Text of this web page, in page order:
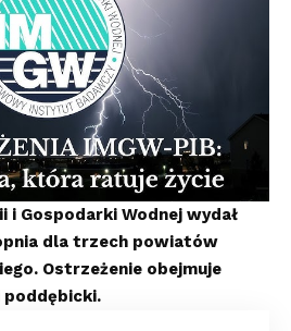
Gospodarki Wodnej wydał
dla trzech powiatów
Ostrzeżenie obejmuje
poddębicki.